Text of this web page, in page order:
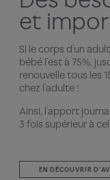
et
Si le corps d’un
bébé l’est à 75%,
renouvelle tous les
chez l’adulte !
Ainsi, l’apport
3 fois supérieur à
EN DÉCOUVRIR